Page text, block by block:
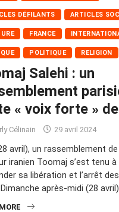
DÉFILANTS ARTICLES
FRANCE
POLITIQUE RELIGION
Salehi : un
« voix forte » de
Célinain 29 avril 2024
avril), un rassemblement
iranien Toomaj s’est tenu à
sa libération et l’arrêt
après-midi (28